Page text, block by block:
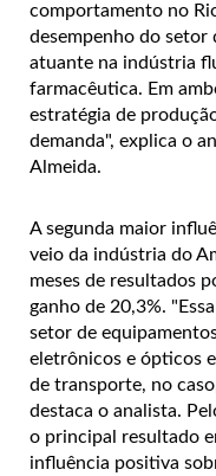
comportamento no
desempenho do
atuante na indústria
farmacêutica. Em
estratégia de
demanda", explica o
Almeida.
A segunda maior
veio da indústria do
meses de resultados
ganho de 20,3%.
setor de
eletrônicos e ópticos
de transporte, no
destaca o analista.
o principal resultado
influência positiva